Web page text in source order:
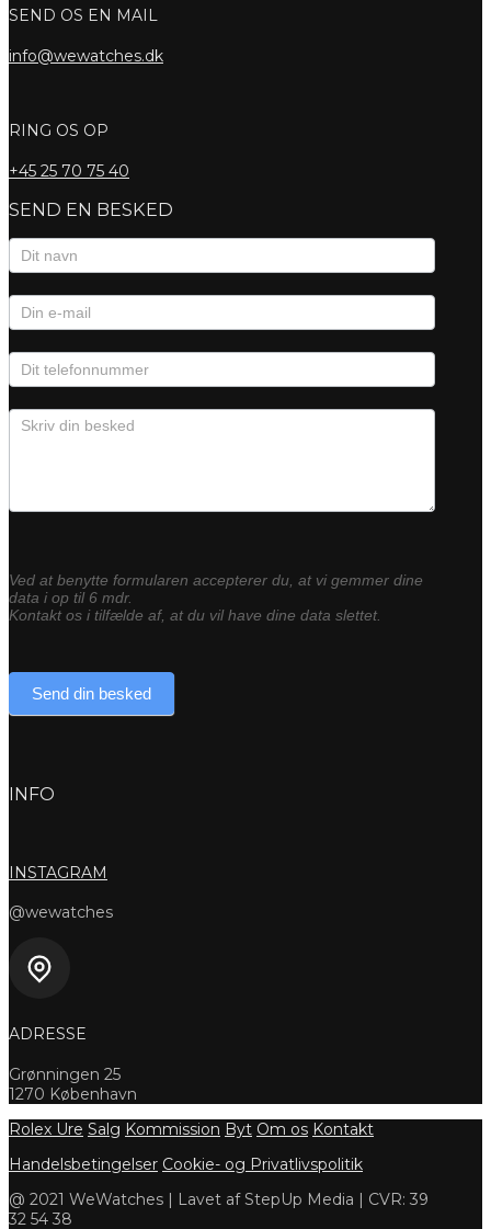
SEND OS EN MAIL
info@wewatches.dk
RING OS OP
+45 25 70 75 40
SEND EN BESKED
Kontaktformular
Ved at benytte formularen accepterer du, at vi gemmer dine
data i op til 6 mdr.
Kontakt os i tilfælde af, at du vil have dine data slettet.
Send din besked
INFO
INSTAGRAM
@wewatches
ADRESSE
Grønningen 25
1270 København
Rolex Ure Salg Kommission Byt Om os Kontakt
Handelsbetingelser Cookie- og Privatlivspolitik
@ 2021 WeWatches | Lavet af StepUp Media | CVR: 39
32 54 38